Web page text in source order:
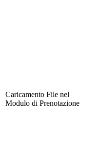
Caricamento File nel
Modulo di Prenotazione